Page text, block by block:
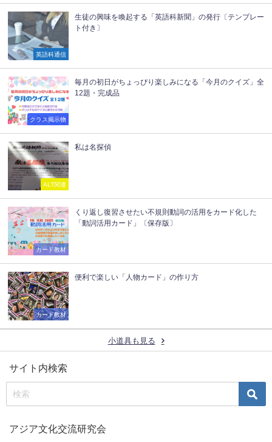
英語科通信
生徒の興味を喚起する「英語科新聞」の発行〔テンプレー
ト付き〕
クラス掲示物
毎月の初日がちょっぴり楽しみになる「今月のクイズ」全
12題・完成品
ALT関連
私は名探偵
カード教材
くり返し復習させたい不規則動詞の活用をカード化した
「動詞活用カード」〔保存版〕
カード教材
便利で楽しい「人物カード」の作り方
小道具も見る
サイト内検索
アジア文化交流研究会